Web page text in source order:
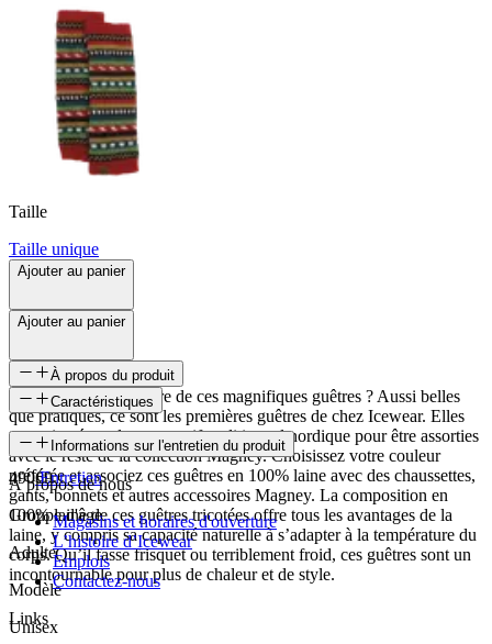
Taille
Taille unique
Ajouter au panier
Ajouter au panier
À propos du produit
Qui refuserait une paire de ces magnifiques guêtres ? Aussi belles
que pratiques, ce sont les premières guêtres de chez Icewear. Elles
sont tricotées selon un motif traditionnel nordique pour être assorties
avec le reste de la collection Magney. Choisissez votre couleur
préférée et associez ces guêtres en 100% laine avec des chaussettes,
gants, bonnets et autres accessoires Magney. La composition en
100% laine de ces guêtres tricotées offre tous les avantages de la
laine, y compris sa capacité naturelle à s’adapter à la température du
corps. Qu’il fasse frisquet ou terriblement froid, ces guêtres sont un
incontournable pour plus de chaleur et de style.
Caractéristiques
SKU
49069
Groupe d'âge
Adulte
Modèle
Unisex
Informations sur l'entretien du produit
Entretien
À propos de nous
Magasins et horaires d'ouverture
L’histoire d’Icewear
Emplois
Contactez-nous
Links